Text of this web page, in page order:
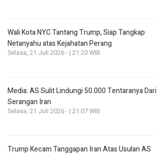
Wali Kota NYC Tantang Trump, Siap Tangkap
Netanyahu atas Kejahatan Perang
Selasa, 21 Juli 2026 - | 21:20 WIB
Media: AS Sulit Lindungi 50.000 Tentaranya Dari
Serangan Iran
Selasa, 21 Juli 2026 - | 21:07 WIB
Trump Kecam Tanggapan Iran Atas Usulan AS